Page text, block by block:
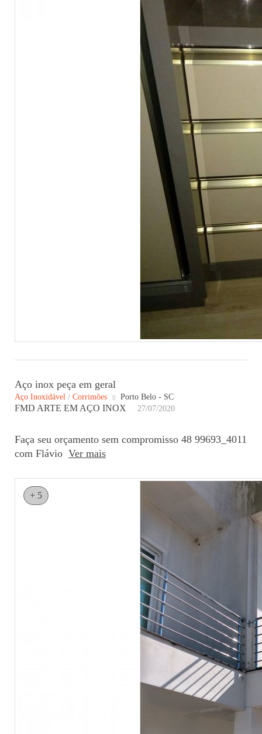
Aço inox peça em geral
Aço Inoxidável / Corrimões Porto Belo - SC
FMD ARTE EM AÇO INOX 27/07/2020
Faça seu orçamento sem compromisso 48 99693_4011
com Flávio Ver mais
+ 5